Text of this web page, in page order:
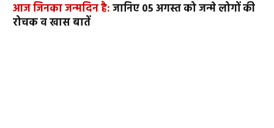
आज जिनका जन्मदिन है:जानिए 05 अगस्त को जन्मे लोगों की
रोचक व खास बातें